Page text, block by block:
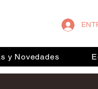
y Novedades